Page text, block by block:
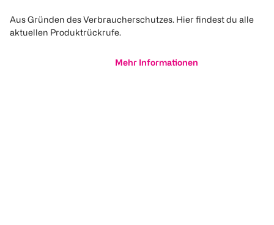
Aus Gründen des Verbraucherschutzes. Hier findest du alle
aktuellen Produktrückrufe.
Mehr Informationen